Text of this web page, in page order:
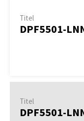
Titel
DPF5501-
Titel
DPF5501-